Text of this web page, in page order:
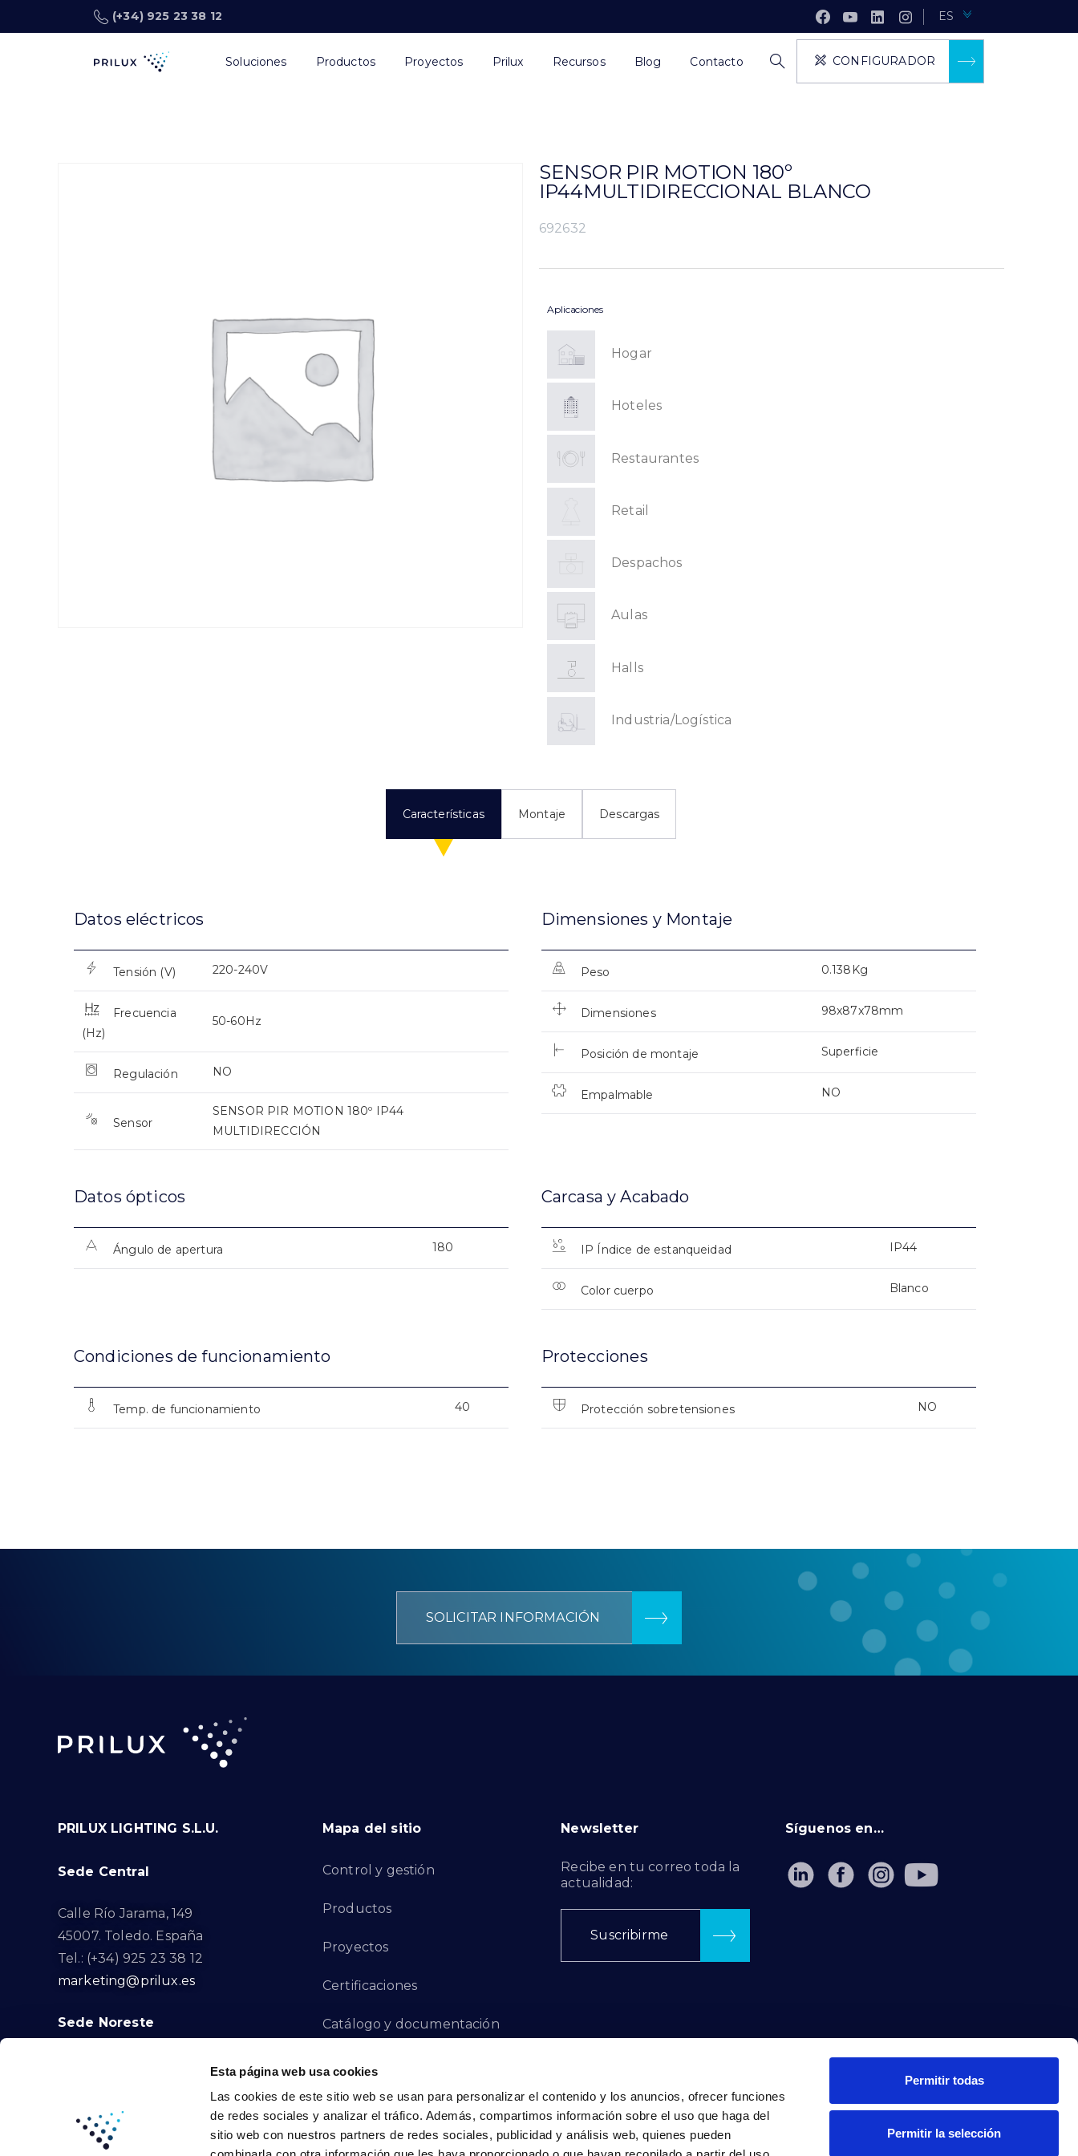
Esta página web usa cookies
Las cookies de este sitio web se usan para personalizar el contenido y los anuncios, ofrecer funciones
de redes sociales y analizar el tráfico. Además, compartimos información sobre el uso que haga del
sitio web con nuestros partners de redes sociales, publicidad y análisis web, quienes pueden
Permitir todas
Permitir la selección
(+34) 925 23 38 12 ES
Soluciones Productos Proyectos Prilux Recursos Blog Contacto CONFIGURADOR
SENSOR PIR MOTION 180º
IP44MULTIDIRECCIONAL BLANCO
692632
Aplicaciones
Hogar
Hoteles
Restaurantes
Retail
Despachos
Aulas
Halls
Industria/Logística
Características Montaje Descargas
Datos eléctricos
Tensión (V) 220-240V
Frecuencia
(Hz)
50-60Hz
Regulación NO
Sensor
SENSOR PIR MOTION 180º IP44
MULTIDIRECCIÓN
Dimensiones y Montaje
Peso 0.138Kg
Dimensiones 98x87x78mm
Posición de montaje Superficie
Empalmable NO
Datos ópticos
Ángulo de apertura 180
Carcasa y Acabado
IP Índice de estanqueidad IP44
Color cuerpo Blanco
Condiciones de funcionamiento
Temp. de funcionamiento 40
Protecciones
Protección sobretensiones NO
SOLICITAR INFORMACIÓN
PRILUX LIGHTING S.L.U.
Sede Central
Calle Río Jarama, 149
45007. Toledo. España
Tel.: (+34) 925 23 38 12
marketing@prilux.es
Sede Noreste
Calle Del Torrent Fondo, s/n
Barcelona. España
Tel.: (+34) 93 719 23 29
Mapa del sitio
Control y gestión
Productos
Proyectos
Certificaciones
Catálogo y documentación
Canal de Denuncias
Contacto
Newsletter
Recibe en tu correo toda la
actualidad:
Suscribirme
Síguenos en…